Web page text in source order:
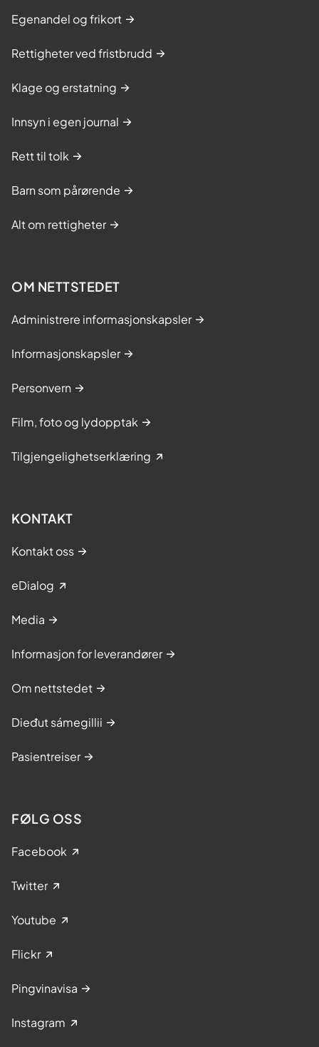
Egenandel og frikort
Rettigheter ved fristbrudd
Klage og erstatning
Innsyn i egen journal
Rett til tolk
Barn som pårørende
Alt om rettigheter
OM NETTSTEDET
Administrere informasjonskapsler
Informasjonskapsler
Personvern
Film, foto og lydopptak
Tilgjengelighetserklæring
KONTAKT
Kontakt oss
eDialog
Media
Informasjon for leverandører
Om nettstedet
Dieđut sámegillii
Pasientreiser
FØLG OSS
Facebook
Twitter
Youtube
Flickr
Pingvinavisa
Instagram